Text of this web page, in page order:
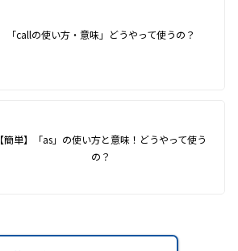
「callの使い方・意味」どうやって使うの？
【簡単】「as」の使い方と意味！どうやって使う
の？